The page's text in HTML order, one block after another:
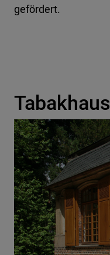
gefördert.
Tabakhaus